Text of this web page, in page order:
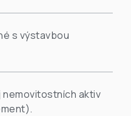
s výstavbou
aktiv